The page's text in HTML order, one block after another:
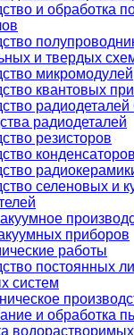
и обработка
и твердых
микромодулей
квантовых
радиодеталей
резисторов
конденсаторов
селеновых и
приборов
работы
постоянных
систем
и обработка